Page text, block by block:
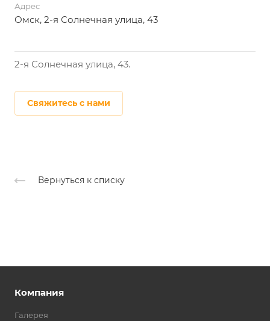
Адрес
Омск, 2-я Солнечная улица, 43
2-я Солнечная улица, 43.
Свяжитесь с нами
Вернуться к списку
Компания
Галерея